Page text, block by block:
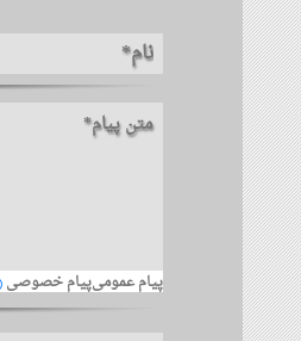
پیام عمومیپیام خصوصی